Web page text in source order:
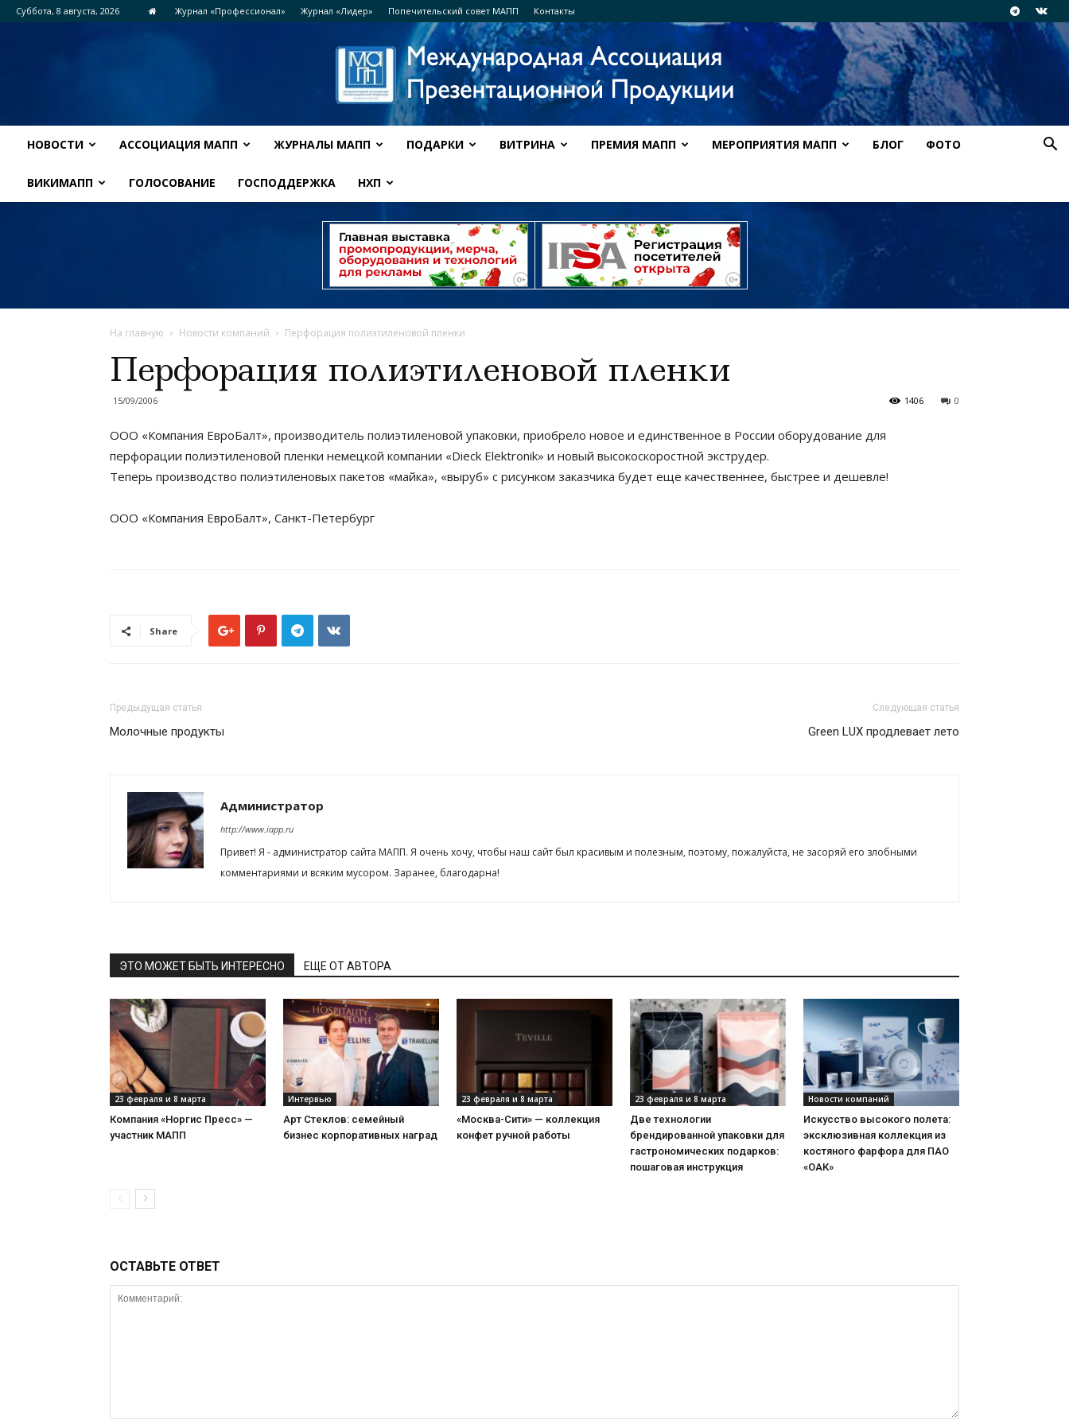
Суббота, 8 августа, 2026 Журнал «Профессионал» Журнал «Лидер» Попечительский совет МАПП Контакты
НОВОСТИ АССОЦИАЦИЯ МАПП ЖУРНАЛЫ МАПП ПОДАРКИ ВИТРИНА ПРЕМИЯ МАПП МЕРОПРИЯТИЯ МАПП БЛОГ ФОТО
ВИКИМАПП ГОЛОСОВАНИЕ ГОСПОДДЕРЖКА НХП
На главную Новости компаний Перфорация полиэтиленовой пленки
Перфорация полиэтиленовой пленки
15/09/2006 0
1406
ООО «Компания ЕвроБалт», производитель полиэтиленовой упаковки, приобрело новое и единственное в России оборудование для
перфорации полиэтиленовой пленки немецкой компании «Dieck Elektronik» и новый высокоскоростной экструдер.
Теперь производство полиэтиленовых пакетов «майка», «выруб» с рисунком заказчика будет еще качественнее, быстрее и дешевле!
ООО «Компания ЕвроБалт», Санкт-Петербург
Share
Предыдущая статья
Молочные продукты
Следующая статья
Green LUX продлевает лето
Администратор
http://www.iapp.ru
Привет! Я - администратор сайта МАПП. Я очень хочу, чтобы наш сайт был красивым и полезным, поэтому, пожалуйста, не засоряй его злобными
комментариями и всяким мусором. Заранее, благодарна!
ЭТО МОЖЕТ БЫТЬ ИНТЕРЕСНО ЕЩЕ ОТ АВТОРА
23 февраля и 8 марта
Компания «Норгис Пресс» —
участник МАПП
Интервью
Арт Стеклов: семейный
бизнес корпоративных наград
23 февраля и 8 марта
«Москва-Сити» — коллекция
конфет ручной работы
23 февраля и 8 марта
Две технологии
брендированной упаковки для
гастрономических подарков:
пошаговая инструкция
Новости компаний
Искусство высокого полета:
эксклюзивная коллекция из
костяного фарфора для ПАО
«ОАК»
ОСТАВЬТЕ ОТВЕТ